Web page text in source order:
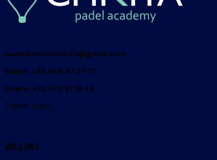
padelschoolchikita@gmail.com
Glenn: +32 468 47 37 17
Shana: +32 472 81 13 42
Trainer Login
VOLG ONS